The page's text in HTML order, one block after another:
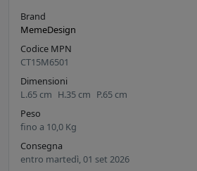
Brand
MemeDesign
Codice MPN
CT15M6501
Dimensioni
L.65 cm H.35 cm P.65 cm
Peso
fino a 10,0 Kg
Consegna
entro martedì, 01 set 2026